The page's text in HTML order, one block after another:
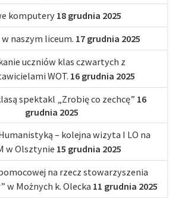
komputery 18 grudnia 2025
w naszym liceum. 17 grudnia 2025
uczniów klas czwartych z
WOT. 16 grudnia 2025
spektakl „Zrobię co zechcę” 16
grudnia 2025
– kolejna wizyta I LO na
w Olsztynie 15 grudnia 2025
na rzecz stowarzyszenia
w Możnych k. Olecka 11 grudnia 2025